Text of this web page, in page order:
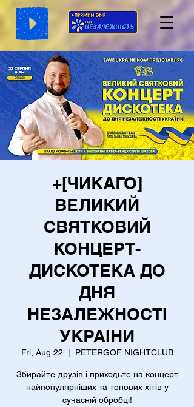
+[ЧИКАГО]
ВЕЛИКИЙ
СВЯТКОВИЙ
КОНЦЕРТ-
ДИСКОТЕКА ДО
ДНЯ
НЕЗАЛЕЖНОСТІ
УКРАІНИ
Fri, Aug 22 PETERGOF NIGHTCLUB
Збирайте друзів і приходьте на концерт
найпопулярніших та топових хітів у
сучасній обробці!